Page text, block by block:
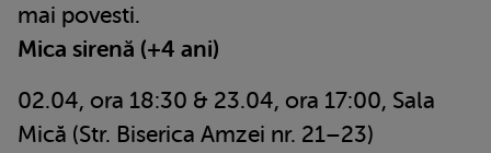
mai povesti.
Mica sirenă (+4 ani)
02.04, ora 18:30 & 23.04, ora 17:00, Sala
Mică (Str. Biserica Amzei nr. 21–23)